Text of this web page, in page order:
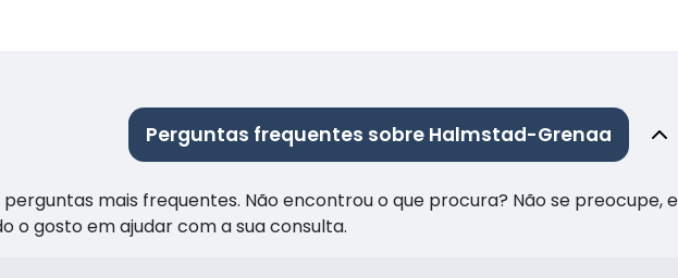
Perguntas frequentes sobre Halmstad-Grenaa
perguntas mais frequentes. Não encontrou o que procura? Não se
o gosto em ajudar com a sua consulta.